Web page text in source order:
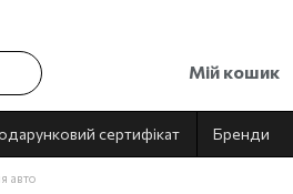
Мій кошик
сертифікат Бренди
авто